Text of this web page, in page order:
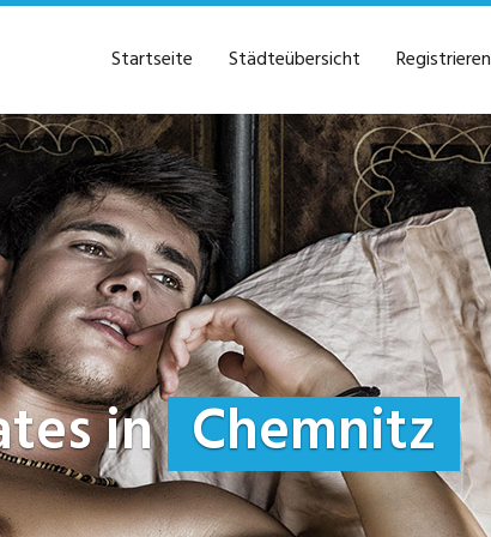
Startseite Städteübersicht Registrieren
in Chemnitz